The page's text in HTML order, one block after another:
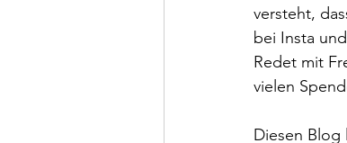
versteht,
bei Insta
Redet mit
vielen
Diesen Blog